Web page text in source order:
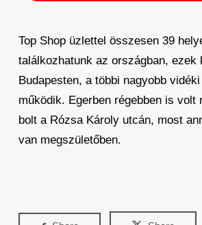
Top Shop üzlettel összesen 39
találkozhatunk az országban, ezek
Budapesten, a többi nagyobb
működik. Egerben régebben is volt
bolt a Rózsa Károly utcán, most
van megszületőben.